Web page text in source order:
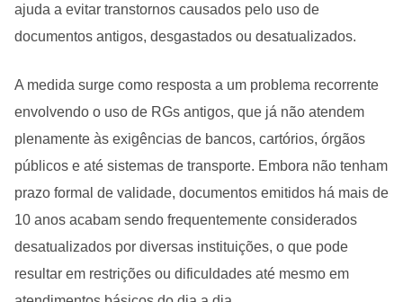
ajuda a evitar transtornos causados pelo uso de
documentos antigos, desgastados ou desatualizados.
A medida surge como resposta a um problema recorrente
envolvendo o uso de RGs antigos, que já não atendem
plenamente às exigências de bancos, cartórios, órgãos
públicos e até sistemas de transporte. Embora não tenham
prazo formal de validade, documentos emitidos há mais de
10 anos acabam sendo frequentemente considerados
desatualizados por diversas instituições, o que pode
resultar em restrições ou dificuldades até mesmo em